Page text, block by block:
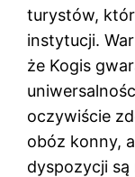
turystów,
instytucji.
że Kogis
oczywiście
obóz konny,
dyspozycji